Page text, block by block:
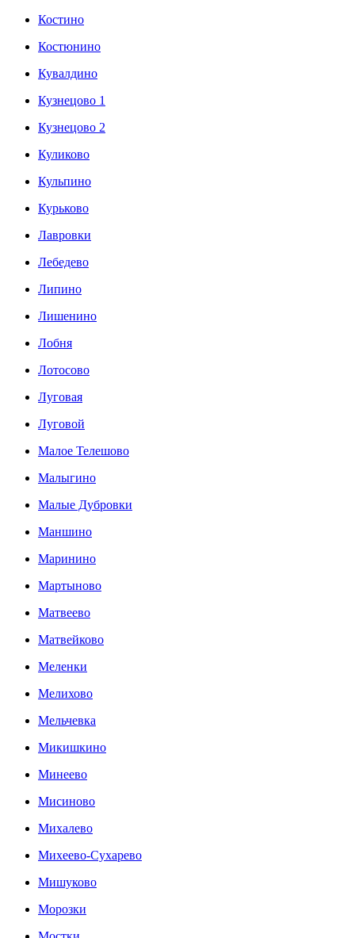
Костино
Костюнино
Кувалдино
Кузнецово 1
Кузнецово 2
Куликово
Кульпино
Курьково
Лавровки
Лебедево
Липино
Лишенино
Лобня
Лотосово
Луговая
Луговой
Малое Телешово
Малыгино
Малые Дубровки
Маншино
Маринино
Мартыново
Матвеево
Матвейково
Меленки
Мелихово
Мельчевка
Микишкино
Минеево
Мисиново
Михалево
Михеево-Сухарево
Мишуково
Морозки